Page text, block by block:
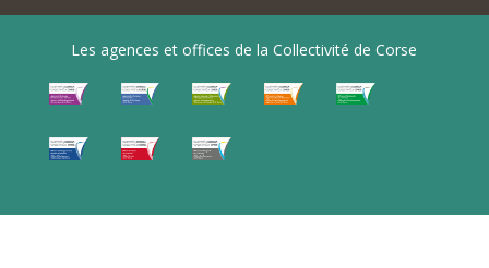
Les agences et offices de la Collectivité de Corse